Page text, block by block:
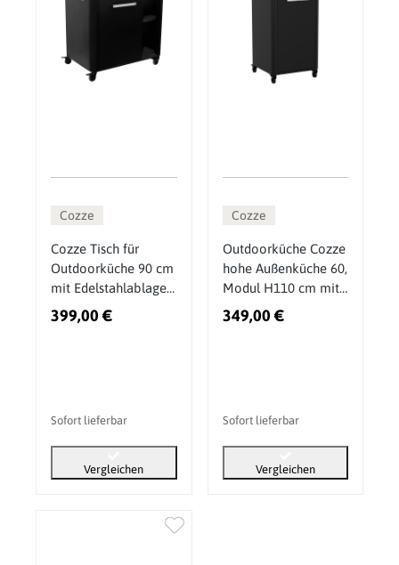
Cozze
Cozze Tisch für
Outdoorküche 90 cm
mit Edelstahlablage,
Outdoor
Schrankmodul mit
399,00 €
Sofort lieferbar
Vergleichen
Cozze
Outdoorküche Cozze
hohe Außenküche 60,
Modul H110 cm mit
Edelstahlplatte
349,00 €
Sofort lieferbar
Vergleichen